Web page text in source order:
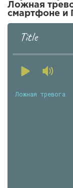
Ложная
смартфоне и
Title
Ложная тревога